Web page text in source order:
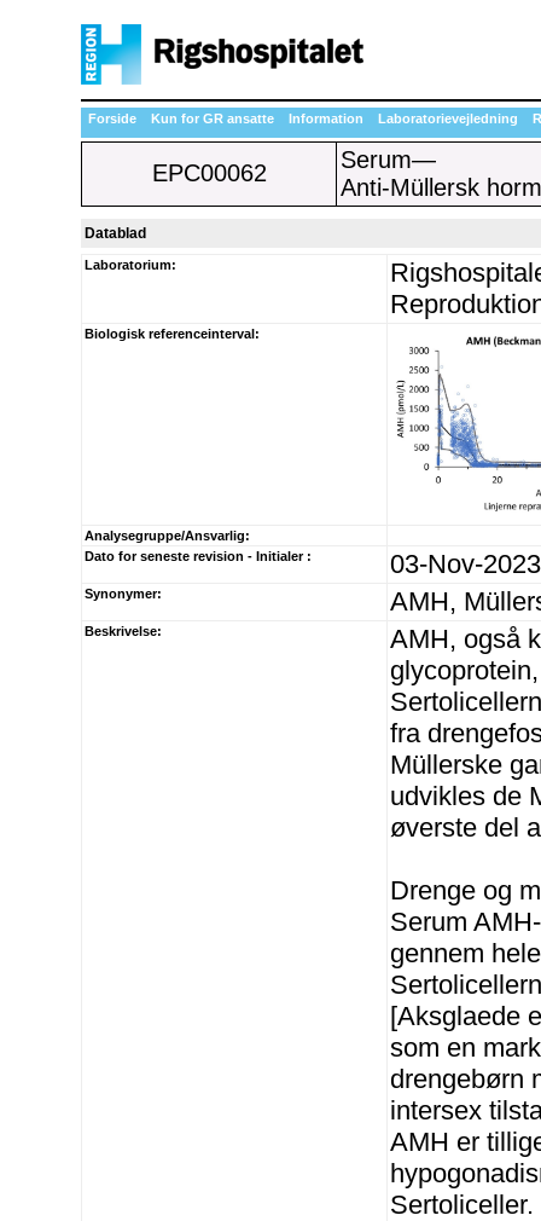
Forside Kun for GR ansatte Information Laboratorievejledning
EPC00062
Serum—
Anti-Müllersk
Datablad
Laboratorium:
Biologisk referenceinterval:
Analysegruppe/Ansvarlig:
Dato for seneste revision - Initialer :
03-Nov-
Synonymer: AMH,
Beskrivelse:
AMH, også
fra
Müllerske
udvikles de
øverste del
Drenge og
Serum
gennem
[Aksglaede
som en
drengebørn
intersex
AMH er
Sertoliceller.